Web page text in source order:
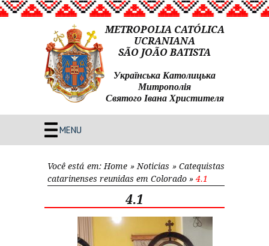
METROPOLIA CATÓLICA
UCRANIANA
SÃO JOÃO BATISTA
Українська Католицька
Митрополія
Святого Івана Христителя
MENU
Você está em: Home » Noticias »Catequistas
catarinenses reunidas em Colorado » 4.1
4.1